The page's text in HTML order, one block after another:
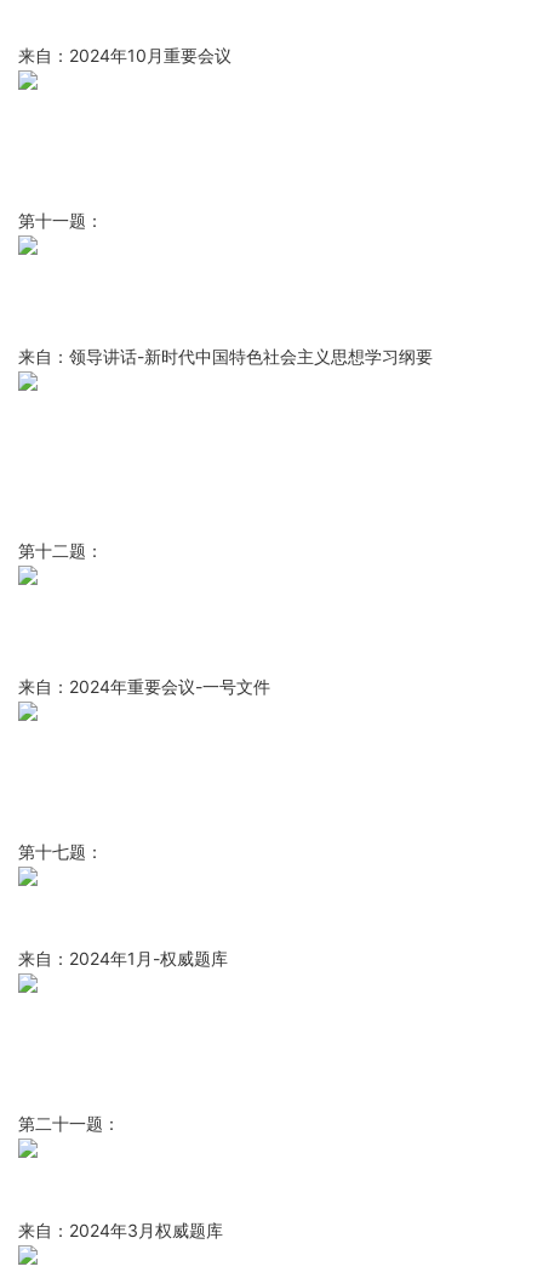
来自：2024年10月重要会议
第十一题：
来自：领导讲话-新时代中国特色社会主义思想学习纲要
第十二题：
来自：2024年重要会议-一号文件
第十七题：
来自：2024年1月-权威题库
第二十一题：
来自：2024年3月权威题库